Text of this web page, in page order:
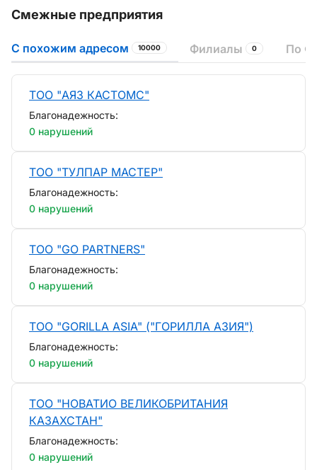
Смежные предприятия
С похожим адресом 10000 Филиалы 0 По
ТОО "АЯЗ КАСТОМС"
Благонадежность:
0 нарушений
ТОО "ТУЛПАР МАСТЕР"
Благонадежность:
0 нарушений
ТОО "GO PARTNERS"
Благонадежность:
0 нарушений
ТОО "GORILLA ASIA" ("ГОРИЛЛА АЗИЯ")
Благонадежность:
0 нарушений
ТОО "НОВАТИО ВЕЛИКОБРИТАНИЯ
КАЗАХСТАН"
Благонадежность:
0 нарушений